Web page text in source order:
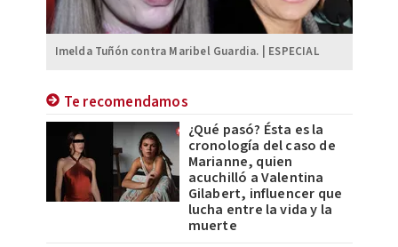
Imelda Tuñón contra Maribel Guardia. | ESPECIAL
Te recomendamos
¿Qué pasó? Ésta es la
cronología del caso de
Marianne, quien
acuchilló a Valentina
Gilabert, influencer que
lucha entre la vida y la
muerte